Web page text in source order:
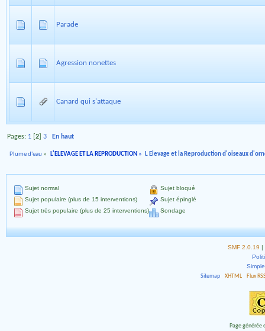
Parade
Agression nonettes
Canard qui s'attaque
Pages: 1 [2 ]3 En haut
Plume d'eau » L'ELEVAGE ET LA REPRODUCTION » L Elevage et la Reproduction d'oiseaux
Sujet normal
Sujet populaire (plus de 15 interventions)
Sujet très populaire (plus de 25 interventions)
Sujet bloqué
Sujet épinglé
Sondage
SMF 2.0.19 |
Sitemap
XHTML Flux
Page générée